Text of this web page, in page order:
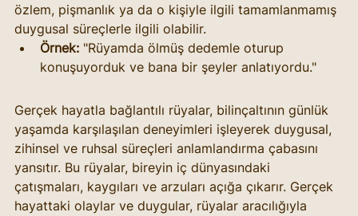
özlem, pişmanlık ya da o kişiyle ilgili tamamlanmamış
duygusal süreçlerle ilgili olabilir.
Örnek: "Rüyamda ölmüş dedemle oturup
konuşuyorduk ve bana bir şeyler anlatıyordu."
Gerçek hayatla bağlantılı rüyalar, bilinçaltının günlük
yaşamda karşılaşılan deneyimleri işleyerek duygusal,
zihinsel ve ruhsal süreçleri anlamlandırma çabasını
yansıtır. Bu rüyalar, bireyin iç dünyasındaki
çatışmaları, kaygıları ve arzuları açığa çıkarır. Gerçek
hayattaki olaylar ve duygular, rüyalar aracılığıyla